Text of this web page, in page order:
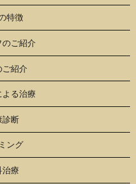
特徴
のご紹介
ご紹介
る治療
診断
ング
治療